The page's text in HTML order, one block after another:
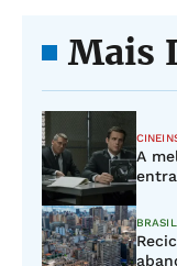
Mais
A
BRASIL